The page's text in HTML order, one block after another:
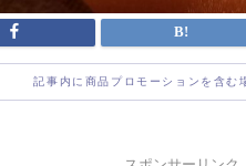
記事内に商品プロモーションを含む